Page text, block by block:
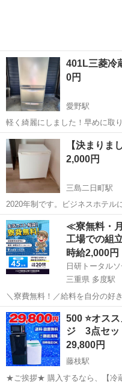
401L三菱冷
0円
愛野駅
軽く綺麗にしました！早めに取
動作確認済み ちゃんと冷えま
静岡 袋井市 愛野駅
【決まりま
2,000円
三島二日町駅
2020年制です。ビジネスホテル
メルカリで女性の方から購入し
します。 9月の1週目の引き渡
譲りしたいです。
静岡 沼津市 三島二日
≪寮無料・
工場での組
時給2,000円
日研トータル
三重県 多度駅
＼寮費無料！／給料を自分の好
社特典最大20万円！｜入社から
くほど時給UP☆ トヨタ車の製造（組立・加工など） トヨタ車体各工
場でのミニバン・SUV...
三重 いなべ市
500 ⭐️オス
ジ 3点セッ
29,800円
藤枝駅
★ご挨拶★ 購入するなら、【冷蔵庫洗濯機セット専門店】で、間違い